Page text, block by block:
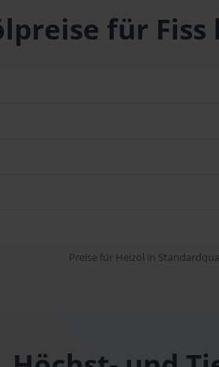
für
Preise für Heizöl in